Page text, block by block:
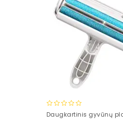
0
Daugkartinis gyvūnų